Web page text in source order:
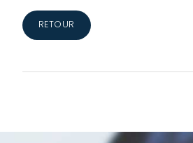
RETOUR